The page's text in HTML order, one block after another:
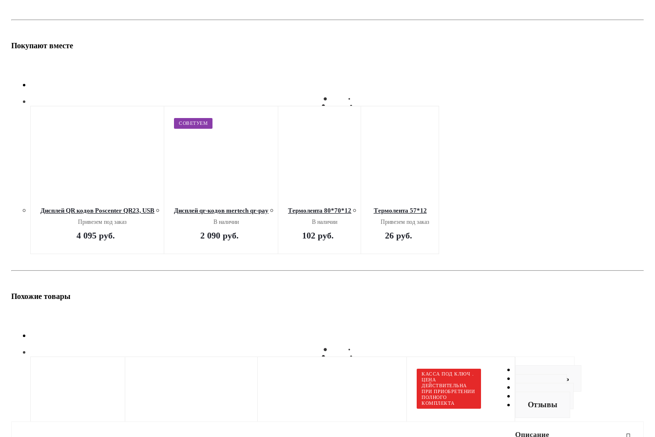
Покупают вместе
Дисплей QR кодов Poscenter QR23, USB
Привезем под заказ
4 095 руб.
СОВЕТУЕМ
Дисплей qr-кодов mertech qr-pay
В наличии
2 090 руб.
Термолента 80*70*12
В наличии
102 руб.
Термолента 57*12
Привезем под заказ
26руб.
Похожие товары
КАССА ПОД КЛЮЧ .
ЦЕНА
ДЕЙСТВИТЕЛЬНА
ПРИ ПРИОБРЕТЕНИИ
ПОЛНОГО
КОМПЛЕКТА
Как купить
Отзывы
Описание